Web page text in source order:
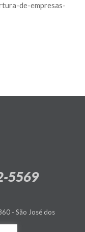
de-empresas-
5569
- São José dos